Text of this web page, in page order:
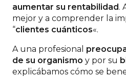
aumentar su rentabilidad.
mejor y a comprender la
“clientes cuánticos«.
A una profesional
de su organismo y por su
explicábamos cómo se